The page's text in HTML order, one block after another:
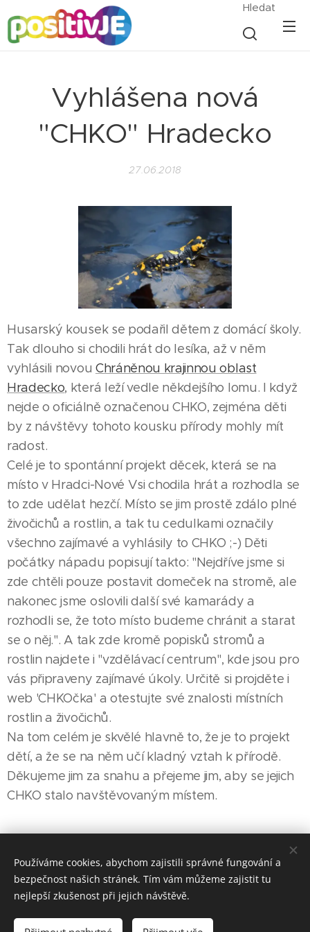
Hledat
Vyhlášena nová
"CHKO" Hradecko
27.06.2018
Husarský kousek se podařil dětem z domácí školy.
Tak dlouho si chodili hrát do lesíka, až v něm
vyhlásili novou Chráněnou krajinnou oblast
Hradecko, která leží vedle někdejšího lomu. I když
nejde o oficiálně označenou CHKO, zejména děti
by z návštěvy tohoto kousku přírody mohly mít
radost.
Celé je to spontánní projekt děcek, která se na
místo v Hradci-Nové Vsi chodila hrát a rozhodla se
to zde udělat hezčí. Místo se jim prostě zdálo plné
živočichů a rostlin, a tak tu cedulkami označily
všechno zajímavé a vyhlásily to CHKO ;-) Děti
počátky nápadu popisují takto: "Nejdříve jsme si
zde chtěli pouze postavit domeček na stromě, ale
nakonec jsme oslovili další své kamarády a
rozhodli se, že toto místo budeme chránit a starat
se o něj.". A tak zde kromě popisků stromů a
rostlin najdete i "vzdělávací centrum", kde jsou pro
vás připraveny zajímavé úkoly. Určitě si projděte i
web 'CHKOčka' a otestujte své znalosti místních
rostlin a živočichů.
Na tom celém je skvělé hlavně to, že je to projekt
dětí, a že se na něm učí kladný vztah k přírodě.
Děkujeme jim za snahu a přejeme jim, aby se jejich
CHKO stalo navštěvovaným místem.
Made in Jesenicko © 2026 positivJE. Všechna práva vyhrazena.
Používáme cookies, abychom zajistili správné fungování a
bezpečnost našich stránek. Tím vám můžeme zajistit tu
nejlepší zkušenost při jejich návštěvě.